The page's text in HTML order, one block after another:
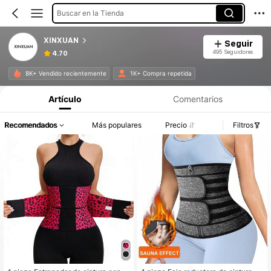
Buscar en la Tienda
XINXUAN
4.70
Seguir
495 Seguidores
8K+ Vendido recientemente 1K+ Compra repetida
Artículo Comentarios
Recomendados Más populares Precio Filtros